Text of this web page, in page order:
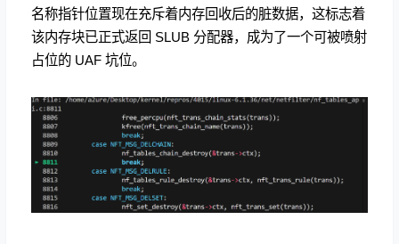
名称指针位置现在充斥着内存回收后的脏数据，这标志着
该内存块已正式返回 SLUB 分配器，成为了一个可被喷射
占位的 UAF 坑位。